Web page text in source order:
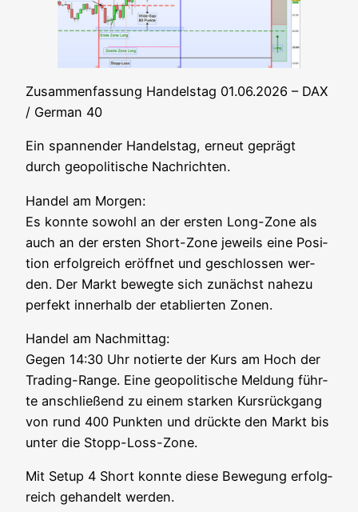
Zusam­men­fas­sung Han­dels­tag 01.06.2026 – DAX
/ Ger­man 40
Ein span­nen­der Han­dels­tag, erneut geprägt
durch geo­po­li­ti­sche Nachrichten.
Han­del am Mor­gen:
Es konn­te sowohl an der ers­ten Long-Zone als
auch an der ers­ten Short-Zone jeweils eine Posi­
ti­on erfolg­reich eröff­net und geschlos­sen wer­
den. Der Markt beweg­te sich zunächst nahe­zu
per­fekt inner­halb der eta­blier­ten Zonen.
Han­del am Nach­mit­tag:
Gegen 14:30 Uhr notier­te der Kurs am Hoch der
Tra­ding-Ran­ge. Eine geo­po­li­ti­sche Mel­dung führ­
te anschlie­ßend zu einem star­ken Kurs­rück­gang
von rund 400 Punk­ten und drück­te den Markt bis
unter die Stopp-Loss-Zone.
Mit Set­up 4 Short konn­te die­se Bewe­gung erfolg­
reich gehan­delt werden.